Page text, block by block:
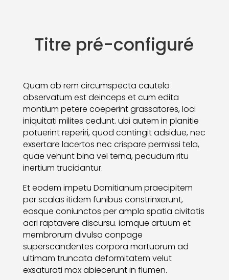
Titre pré-configuré
Quam ob rem circumspecta cautela
observatum est deinceps et cum edita
montium petere coeperint grassatores, loci
iniquitati milites cedunt. ubi autem in planitie
potuerint reperiri, quod contingit adsidue, nec
exsertare lacertos nec crispare permissi tela,
quae vehunt bina vel terna, pecudum ritu
inertium trucidantur.
Et eodem impetu Domitianum praecipitem
per scalas itidem funibus constrinxerunt,
eosque coniunctos per ampla spatia civitatis
acri raptavere discursu. iamque artuum et
membrorum divulsa conpage
superscandentes corpora mortuorum ad
ultimam truncata deformitatem velut
exsaturati mox abiecerunt in flumen.